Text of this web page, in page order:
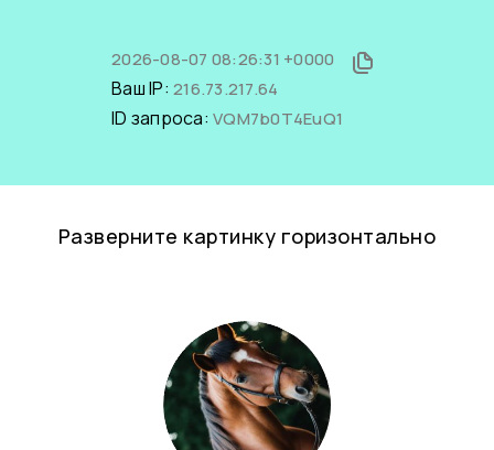
2026-08-07 08:26:31 +0000
Ваш IP: 216.73.217.64
ID запроса: VQM7b0T4EuQ1
Разверните картинку горизонтально